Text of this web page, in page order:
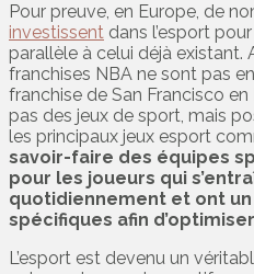
Pour preuve, en Europe, de
investissent dans l’esport
parallèle à celui déjà existant.
franchises NBA ne sont pas
franchise de San Francisco
pas des jeux de sport, mais
les principaux jeux esport
savoir-faire des équipes
pour les joueurs qui
quotidiennement et ont
spécifiques afin
L’esport est devenu un